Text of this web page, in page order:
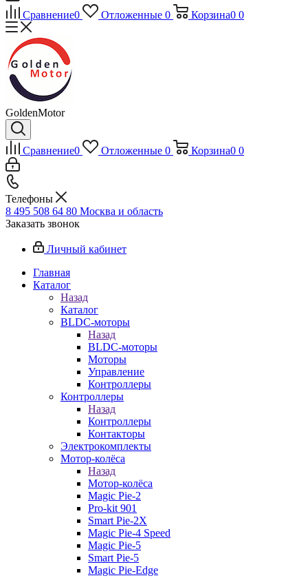
Сравнение0 Отложенные 0 Корзина0 0
GoldenMotor
Сравнение0 Отложенные 0 Корзина0 0
Телефоны
8 495 508 64 80 Москва и область
Заказать звонок
Личный кабинет
Главная
Каталог
Назад
Каталог
BLDC-моторы
Назад
BLDC-моторы
Моторы
Управление
Контроллеры
Контроллеры
Назад
Контроллеры
Контакторы
Электрокомплекты
Мотор-колёса
Назад
Мотор-колёса
Magic Pie-2
Pro-kit 901
Smart Pie-2X
Magic Pie-4 Speed
Magic Pie-5
Smart Pie-5
Magic Pie-Edge